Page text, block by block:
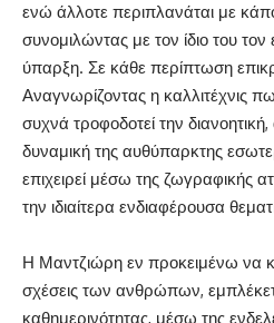
ενώ άλλοτε περιπλανάται με
συνομιλώντας με τον ίδιο του
ύπαρξη. Σε κάθε περίπτωση
Αναγνωρίζοντας η καλλιτέχνις
συχνά τροφοδοτεί την
δυναμική της αυθύπαρκτης
επιχειρεί μέσω της ζωγραφικής
την ιδιαίτερα ενδιαφέρουσα
Η Μαντζιώρη εν προκειμένω να
σχέσεις των ανθρώπων,
καθημερινότητας, μέσω της